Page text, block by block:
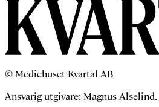
© Mediehuset Kvartal AB
Ansvarig utgivare: Magnus Alselind.